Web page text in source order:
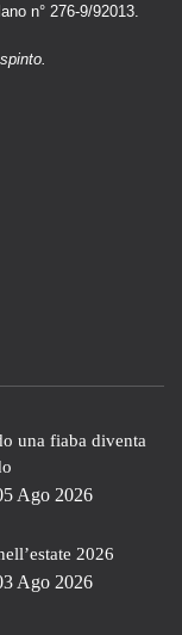
n° 276-9/92013.
una fiaba diventa
Ago 2026
2026
Ago 2026